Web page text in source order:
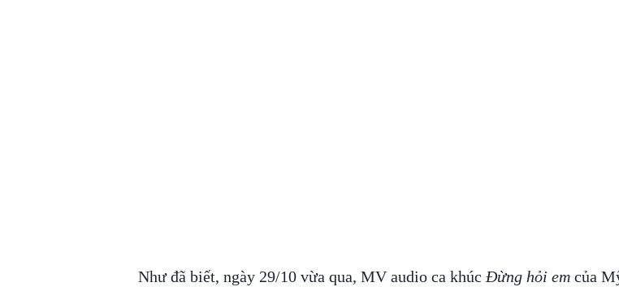
Như đã biết, ngày 29/10 vừa qua, MV audio ca khúc Đừng hỏi em của